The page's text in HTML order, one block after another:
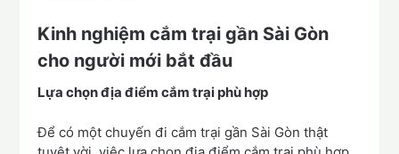
Kinh nghiệm cắm trại gần Sài Gòn
cho người mới bắt đầu
Lựa chọn địa điểm cắm trại phù hợp
Để có một chuyến đi cắm trại gần Sài Gòn thật